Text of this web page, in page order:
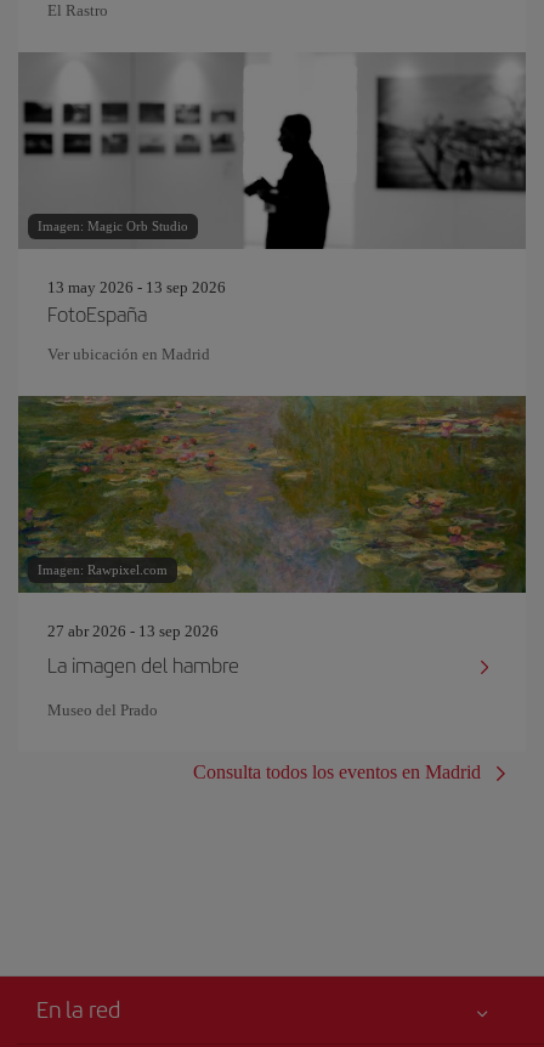
El Rastro
Imagen: Magic Orb Studio
13 may 2026 - 13 sep 2026
FotoEspaña
Ver ubicación en Madrid
Imagen: Rawpixel.com
27 abr 2026 - 13 sep 2026
La imagen del hambre
Museo del Prado
Consulta todos los eventos en Madrid
En la red